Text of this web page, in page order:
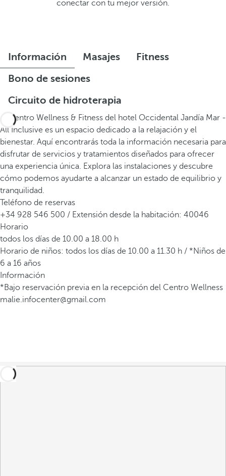
conectar con tu mejor versión.
Información Masajes
Fitness
Bono de sesiones
Circuito de hidroterapia
El Centro Wellness & Fitness del hotel Occidental Jandía Mar -
All Inclusive es un espacio dedicado a la relajación y el
bienestar. Aquí encontrarás toda la información necesaria para
disfrutar de servicios y tratamientos diseñados para ofrecer
una experiencia única. Explora las instalaciones y descubre
cómo podemos ayudarte a alcanzar un estado de equilibrio y
tranquilidad.
Teléfono de reservas
+34 928 546 500 / Extensión desde la habitación: 40046
Horario
todos los días de 10.00 a 18.00 h
Horario de niños: todos los días de 10.00 a 11.30 h / *Niños de
6 a 16 años
Información
*Bajo reservación previa en la recepción del Centro Wellness
malie.infocenter@gmail.com